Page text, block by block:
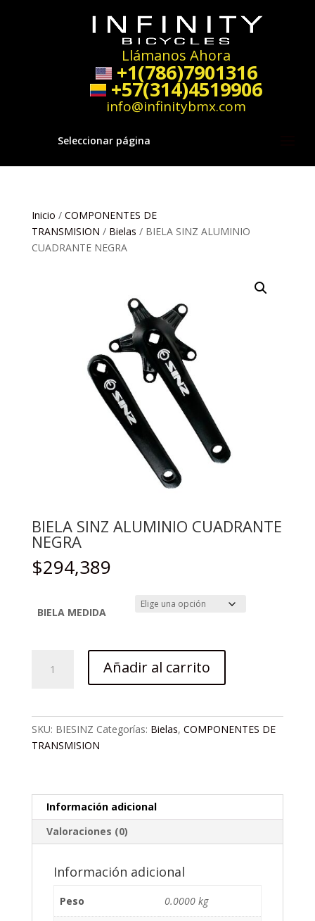
Llámanos Ahora
+1(786)7901316
+57(314)4519906
info@infinitybmx.com
Seleccionar página
Inicio / COMPONENTES DE
TRANSMISION / Bielas / BIELA SINZ ALUMINIO
CUADRANTE NEGRA
BIELA SINZ ALUMINIO CUADRANTE
NEGRA
$294,389
BIELA MEDIDA
SINZ
Añadir al carrito
SKU: BIESINZ Categorías: Bielas, COMPONENTES DE
TRANSMISION
Información adicional
Valoraciones (0)
Información adicional
Peso 0.0000 kg